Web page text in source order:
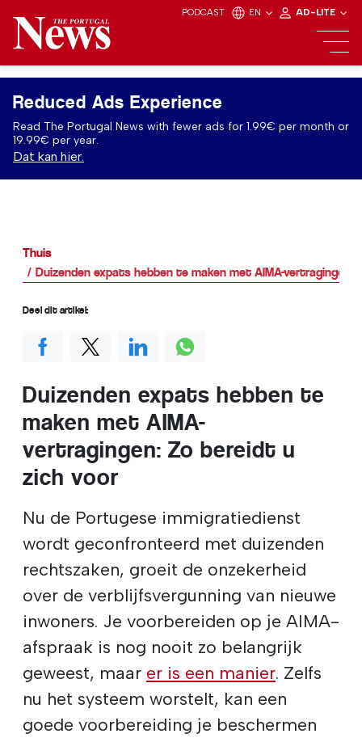
PODCAST EN AD-LITE
Reduced Ads Experience
Read The Portugal News with fewer ads for 1.99€ per month or
19.99€ per year.
Dat kan hier.
Thuis
Duizenden expats hebben te maken met AIMA-vertragingen:
Duizenden expats hebben te
maken met AIMA-
vertragingen: Zo bereidt u
zich voor
Nu de Portugese immigratiedienst
wordt geconfronteerd met duizenden
rechtszaken, groeit de onzekerheid
over de verblijfsvergunning van nieuwe
inwoners. Je voorbereiden op je AIMA-
afspraak is nog nooit zo belangrijk
geweest, maar er is een manier. Zelfs
nu het systeem worstelt, kan een
goede voorbereiding je beschermen
Deel dit artikel: